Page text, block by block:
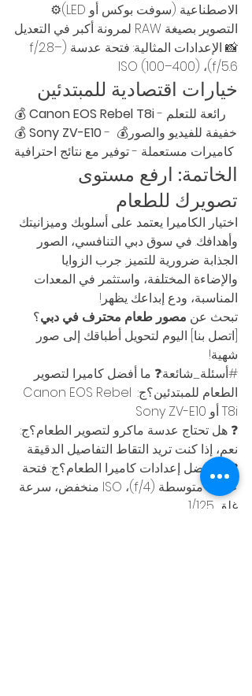
الاصطناعية (سوفت بوكس أو LED)⚙️
التصوير بصيغة RAW لمرونة أكبر في التعديل
📸 الإعدادات المثالية: فتحة عدسة (f/2.8–
f/5.6)، ISO (100–400)
خيارات اقتصادية للمبتدئين
💰 Canon EOS Rebel T8i - رائعة للتعلم
💰 Sony ZV-E10 - خفيفة للفيديو والصور💰
كاميرات مستعملة - توفير مع نتائج احترافية
الخاتمة: ارفع مستوى
تصويرك للطعام
اختيار الكاميرا يعتمد على أسلوبك وميزانيتك
وأهدافك. في سوق دبي التنافسي، الصور
الجذابة ضرورية للتميز. جرب الزوايا
والإضاءة المختلفة، واستثمر في المعدات
المناسبة، ودع إبداعك يظهر!
تبحث عن مصور طعام محترف في دبي؟
[اتصل بنا] اليوم لتحويل أطباقك إلى صور
شهية!
#أسئلة_شائعة:❓ ما أفضل كاميرا لتصوير
الطعام للمبتدئين؟ج: Canon EOS Rebel
T8i أو Sony ZV-E10
❓ هل تحتاج عدسة ماكرو لتصوير الطعام؟ج:
نعم، إذا كنت تريد التقاط التفاصيل الدقيقة
❓ ما أفضل إعدادات كاميرا الطعام؟ج: فتحة
عدسة متوسطة (f/4)، ISO منخفض، سرعة
غلق 1/125